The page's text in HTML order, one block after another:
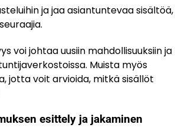
ja jaa asiantuntevaa sisältöä,
voi johtaa uusiin mahdollisuuksiin ja
Muista myös
jotta voit arvioida, mitkä sisällöt
esittely ja jakaminen